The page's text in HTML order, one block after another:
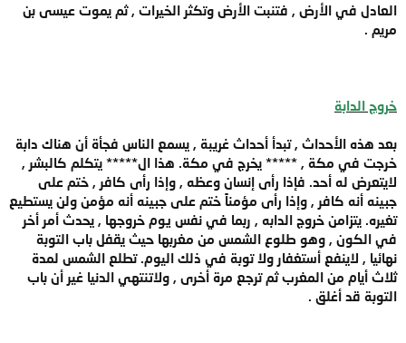
العادل في الأرض , فتنبت الأرض وتكثر الخيرات , ثم يموت عيسى بن
مريم .
خروج الدابة
بعد هذه الأحداث , تبدأ أحداث غريبة , يسمع الناس فجأة أن هناك دابة
خرجت في مكة , ***** يخرج في مكة. هذا ال***** يتكلم كالبشر ,
لايتعرض له أحد. فإذا رأى إنسان وعظه , وإذا رأى كافر , ختم على
جبينه أنه كافر , وإذا رأى مؤمناً ختم على جبينه أنه مؤمن ولن يستطيع
تغيره. يتزامن خروج الدابه , ربما في نفس يوم خروجها , يحدث أمر أخر
في الكون , وهو طلوع الشمس من مغربها حيث يقفل باب التوبة
نهائيا , لاينفع أستغفار ولا توبة في ذلك اليوم. تطلع الشمس لمدة
ثلاث أيام من المغرب ثم ترجع مرة أخرى , ولاتنتهي الدنيا غير أن باب
التوبة قد أغلق .